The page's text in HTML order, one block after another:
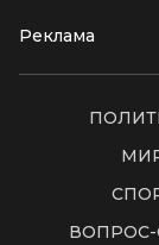
Реклама
ВОПРОС-